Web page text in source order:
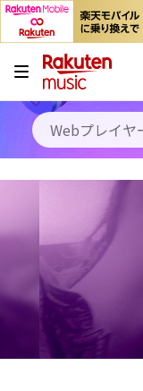
キャンペーン
料金プラン
使い方
初回30日間無料お